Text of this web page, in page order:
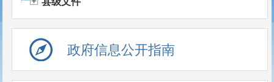
政府信息公开指南